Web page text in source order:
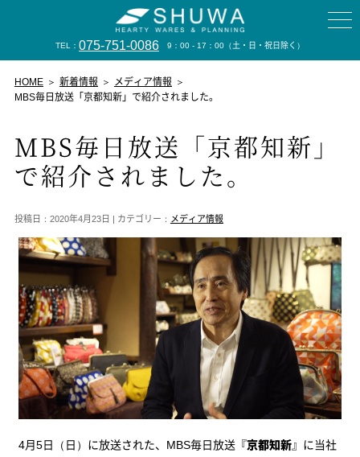
TEL： 075-751-0086 9：00 - 17：00 （土・日・祝日除く）
HOME 新着情報
メディア情報
MBS毎日放送「京都知新」で紹介されました。
MBS毎日放送「京都知新」
で紹介されました。
投稿日：2020年4月23日 | カテゴリー： メディア情報
4月5日（日）に放送された、MBS毎日放送『京都知新』に当社